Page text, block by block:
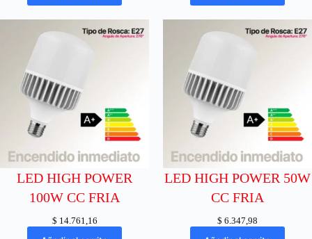
LED HIGH POWER
100W CC FRIA
$ 14.761,16
LED HIGH POWER 50W
CC FRIA
$ 6.347,98